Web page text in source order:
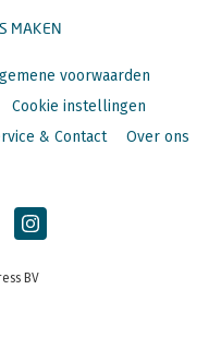
MAKEN
voorwaarden
Cookie instellingen
& Contact Over ons
BV